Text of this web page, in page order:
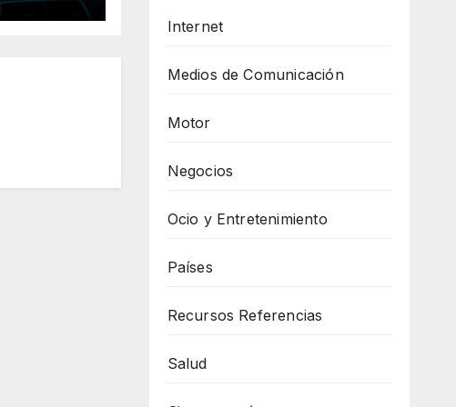
Internet
Medios de Comunicación
Motor
Negocios
Ocio y Entretenimiento
Países
Recursos Referencias
Salud